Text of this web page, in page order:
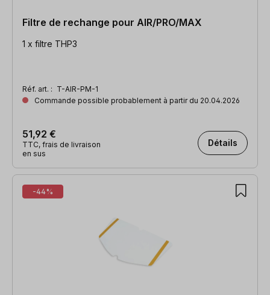
Filtre de rechange pour AIR/PRO/MAX
1 x filtre THP3
Réf. art. : T-AIR-PM-1
Commande possible probablement à partir du 20.04.2026
51,92 €
TTC, frais de livraison
en sus
Détails
-44%